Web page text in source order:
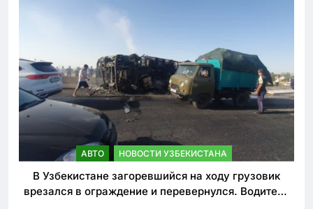
АВТО НОВОСТИ УЗБЕКИСТАНА
В Узбекистане загоревшийся на ходу грузовик
врезался в ограждение и перевернулся. Водитель